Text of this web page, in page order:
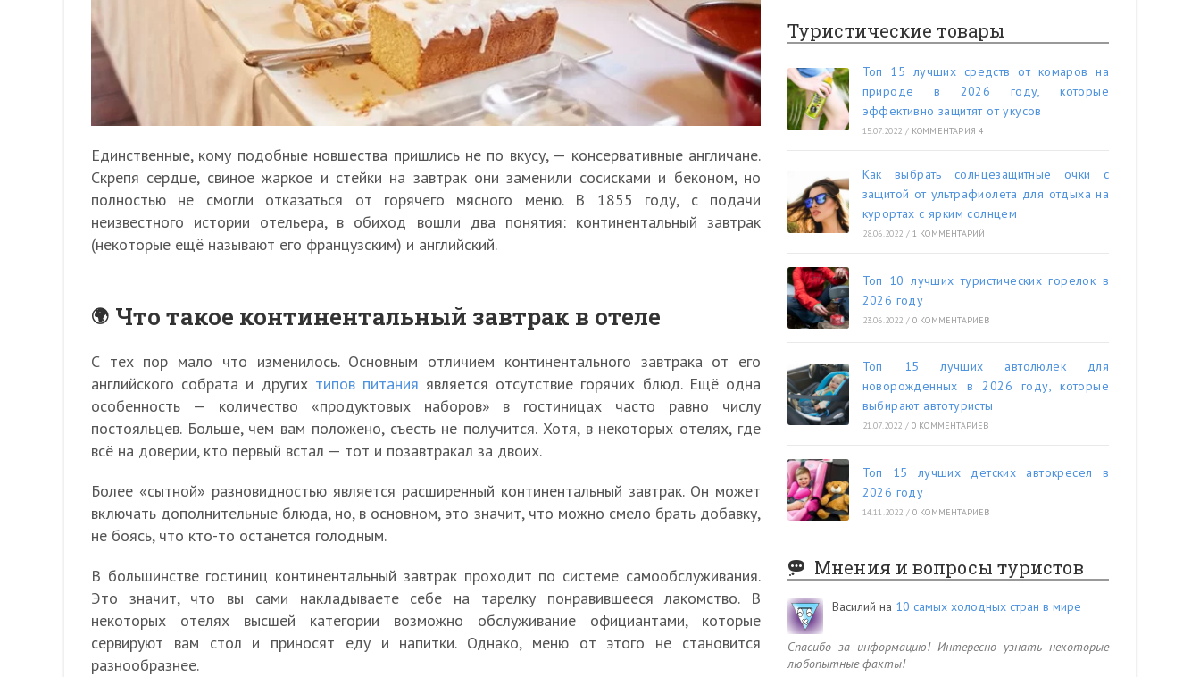
Единственные, кому подобные новшества пришлись не по вкусу, — консервативные англичане.
Скрепя сердце, свиное жаркое и стейки на завтрак они заменили сосисками и беконом, но
полностью не смогли отказаться от горячего мясного меню. В 1855 году, с подачи
неизвестного истории отельера, в обиход вошли два понятия: континентальный завтрак
(некоторые ещё называют его французским) и английский.
Что такое континентальный завтрак в отеле
С тех пор мало что изменилось. Основным отличием континентального завтрака от его
английского собрата и других типов питания является отсутствие горячих блюд. Ещё одна
особенность — количество «продуктовых наборов» в гостиницах часто равно числу
постояльцев. Больше, чем вам положено, съесть не получится. Хотя, в некоторых отелях, где
всё на доверии, кто первый встал — тот и позавтракал за двоих.
Более «сытной» разновидностью является расширенный континентальный завтрак. Он может
включать дополнительные блюда, но, в основном, это значит, что можно смело брать добавку,
не боясь, что кто-то останется голодным.
В большинстве гостиниц континентальный завтрак проходит по системе самообслуживания.
Это значит, что вы сами накладываете себе на тарелку понравившееся лакомство. В
некоторых отелях высшей категории возможно обслуживание официантами, которые
сервируют вам стол и приносят еду и напитки. Однако, меню от этого не становится
разнообразнее.
Туристические товары
Топ 15 лучших средств от комаров на
природе в 2026 году, которые
эффективно защитят от укусов
15.07.2022 / КОММЕНТАРИЯ 4
Как выбрать солнцезащитные очки с
защитой от ультрафиолета для отдыха на
курортах с ярким солнцем
28.06.2022 / 1 КОММЕНТАРИЙ
Топ 10 лучших туристических горелок в
2026 году
23.06.2022 / 0 КОММЕНТАРИЕВ
Топ 15 лучших автолюлек для
новорожденных в 2026 году, которые
выбирают автотуристы
21.07.2022 / 0 КОММЕНТАРИЕВ
Топ 15 лучших детских автокресел в
2026 году
14.11.2022 / 0 КОММЕНТАРИЕВ
Мнения и вопросы туристов
Василий на 10 самых холодных стран в мире
Спасибо за информацию! Интересно узнать некоторые
любопытные факты!